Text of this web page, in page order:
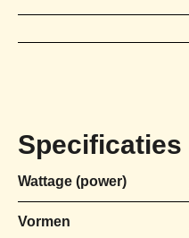
Specificaties
Wattage (power)
Vormen